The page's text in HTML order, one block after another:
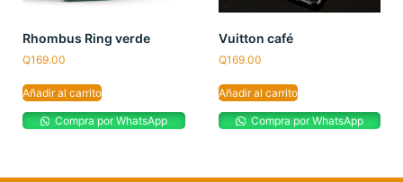
Rhombus Ring verde
Q169.00
Añadir al carrito
Compra por WhatsApp
Vuitton café
Q169.00
Añadir al carrito
Compra por WhatsApp